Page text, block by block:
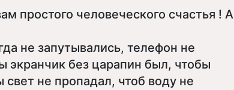
простого человеческого счастья ! А
не запутывались, телефон не
экранчик без царапин был, чтобы
свет не пропадал, чтоб воду не